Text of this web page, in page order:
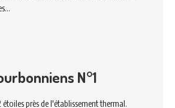
N°1
près de l'établissement thermal.